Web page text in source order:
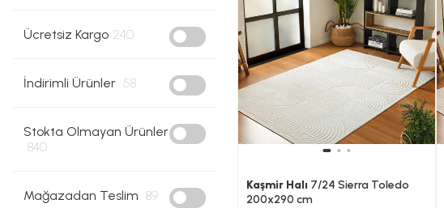
Ücretsiz Kargo 240
İndirimli Ürünler 58
Stokta Olmayan Ürünler
840
Mağazadan Teslim 89
Kaşmir Halı 7/24 Sierra Toledo
200x290 cm